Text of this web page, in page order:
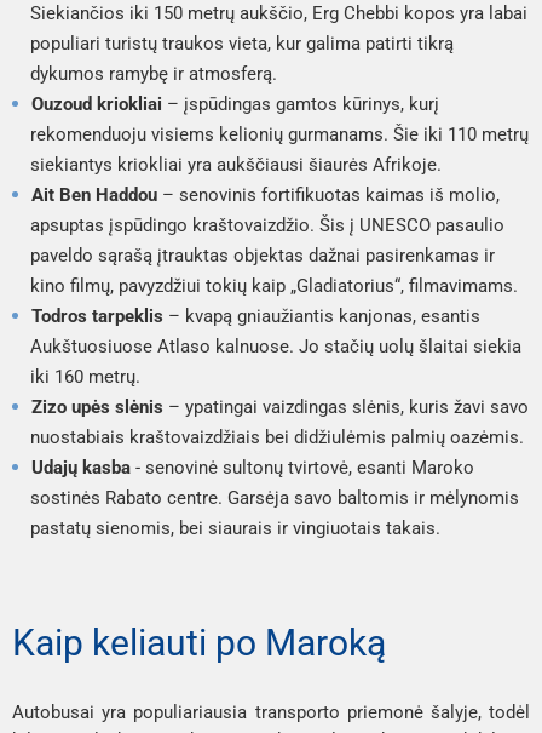
Siekiančios iki 150 metrų aukščio, Erg Chebbi kopos yra labai
populiari turistų traukos vieta, kur galima patirti tikrą
dykumos ramybę ir atmosferą.
Ouzoud kriokliai – įspūdingas gamtos kūrinys, kurį
rekomenduoju visiems kelionių gurmanams. Šie iki 110 metrų
siekiantys kriokliai yra aukščiausi šiaurės Afrikoje.
Ait Ben Haddou – senovinis fortifikuotas kaimas iš molio,
apsuptas įspūdingo kraštovaizdžio. Šis į UNESCO pasaulio
paveldo sąrašą įtrauktas objektas dažnai pasirenkamas ir
kino filmų, pavyzdžiui tokių kaip „Gladiatorius“, filmavimams.
Todros tarpeklis – kvapą gniaužiantis kanjonas, esantis
Aukštuosiuose Atlaso kalnuose. Jo stačių uolų šlaitai siekia
iki 160 metrų.
Zizo upės slėnis – ypatingai vaizdingas slėnis, kuris žavi savo
nuostabiais kraštovaizdžiais bei didžiulėmis palmių oazėmis.
Udajų kasba - senovinė sultonų tvirtovė, esanti Maroko
sostinės Rabato centre. Garsėja savo baltomis ir mėlynomis
pastatų sienomis, bei siaurais ir vingiuotais takais.
Kaip keliauti po Maroką
Autobusai yra populiariausia transporto priemonė šalyje, todėl